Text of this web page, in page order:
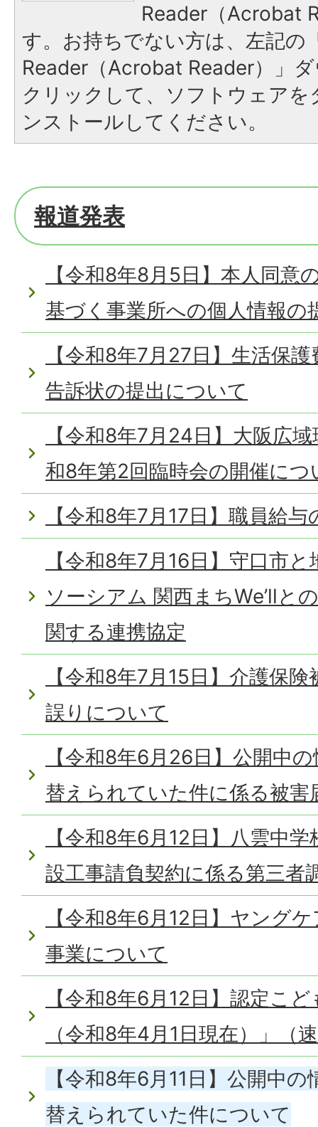
Reader（Acrobat
す。お持ちでない方は、左記の
Reader（Acrobat Reader）」
クリックして、ソフトウェア
ンストールしてください。
報道発表
【令和8年8月5日】本人同意
基づく事業所への個人情報の
【令和8年7月27日】生活保
告訴状の提出について
【令和8年7月24日】大阪広
和8年第2回臨時会の開催につ
【令和8年7月17日】職員給
【令和8年7月16日】守口市
ソーシアム 関西まちWe’llと
関する連携協定
【令和8年7月15日】介護保
誤りについて
【令和8年6月26日】公開中
替えられていた件に係る被害
【令和8年6月12日】八雲中
設工事請負契約に係る第三者
【令和8年6月12日】ヤング
事業について
【令和8年6月12日】認定こ
（令和8年4月1日現在）」（
【令和8年6月11日】公開中
替えられていた件について